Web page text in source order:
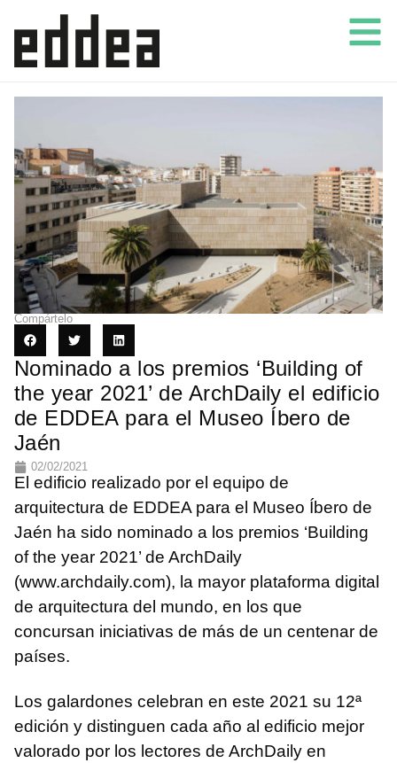
Compártelo
Nominado a los premios ‘Building of
the year 2021’ de ArchDaily el edificio
de EDDEA para el Museo Íbero de
Jaén
02/02/2021
El edificio realizado por el equipo de
arquitectura de EDDEA para el Museo Íbero de
Jaén ha sido nominado a los premios ‘Building
of the year 2021’ de ArchDaily
(www.archdaily.com), la mayor plataforma digital
de arquitectura del mundo, en los que
concursan iniciativas de más de un centenar de
países.
Los galardones celebran en este 2021 su 12ª
edición y distinguen cada año al edificio mejor
valorado por los lectores de ArchDaily en